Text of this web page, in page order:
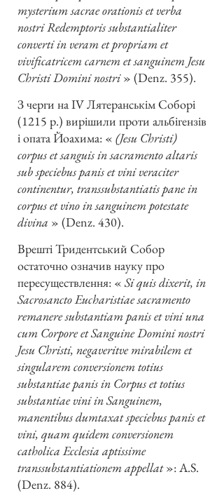
mysterium sacrae orationis et verba
nostri Redemptoris substantialiter
converti in veram et propriam et
vivificatricem carnem et sanguinem Jesu
Christi Domini nostri» (Denz. 355).
З черги на IV Лятеранськім Соборі
(1215 р.) вирішили проти альбігензів
і опата Йоахима: « (Jesu Christi)
corpus et sanguis in sacramento altaris
sub speciebus panis et vini veraciter
continentur, transsubstantiatis pane in
corpus et vino in sanguinem potestate
divina » (Denz. 430).
Врешті Тридентський Собор
остаточно означив науку про
пересуществлення: «Si quis dixerit, in
Sacrosancto Eucharistiae sacramento
remanere substantiam panis et vini una
cum Corpore et Sanguine Domini nostri
Jesu Christi, negaveritve mirabilem et
singularem conversionem totius
substantiae panis in Corpus et totius
substantiae vini in Sanguinem,
manentibus dumtaxat speciebus panis et
vini, quam quidem conversionem
catholica Ecclesia aptissime
transsubstantiationem appellat»: A.S.
(Denz. 884).